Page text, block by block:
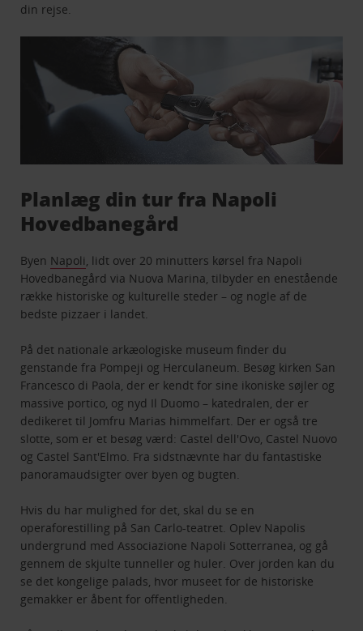
din rejse.
Planlæg din tur fra Napoli
Hovedbanegård
Byen Napoli, lidt over 20 minutters kørsel fra Napoli
Hovedbanegård via Nuova Marina, tilbyder en enestående
række historiske og kulturelle steder – og nogle af de
bedste pizzaer i landet.
På det nationale arkæologiske museum finder du
genstande fra Pompeji og Herculaneum. Besøg kirken San
Francesco di Paola, der er kendt for sine ikoniske søjler og
massive portico, og nyd Il Duomo – katedralen, der er
dedikeret til Jomfru Marias himmelfart. Der er også tre
slotte, som er et besøg værd: Castel dell'Ovo, Castel Nuovo
og Castel Sant'Elmo. Fra sidstnævnte har du fantastiske
panoramaudsigter over byen og bugten.
Hvis du har mulighed for det, skal du se en
operaforestilling på San Carlo-teatret. Oplev Napolis
undergrund med Associazione Napoli Sotterranea, og gå
gennem de skjulte tunneller og huler. Over jorden kan du
se det kongelige palads, hvor museet for de historiske
gemakker er åbent for offentligheden.